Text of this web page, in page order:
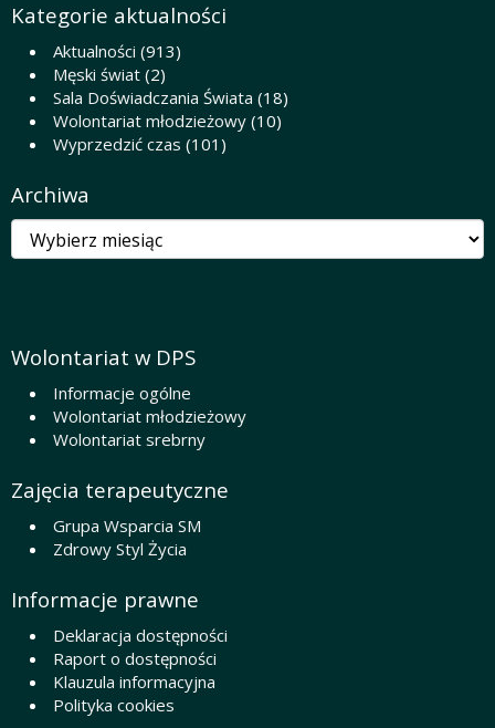
Kategorie aktualności
Aktualności (913)
Męski świat (2)
Sala Doświadczania Świata (18)
Wolontariat młodzieżowy (10)
Wyprzedzić czas (101)
Archiwa
Archiwa
Wolontariat w DPS
Informacje ogólne
Wolontariat młodzieżowy
Wolontariat srebrny
Zajęcia terapeutyczne
Grupa Wsparcia SM
Zdrowy Styl Życia
Informacje prawne
Deklaracja dostępności
Raport o dostępności
Klauzula informacyjna
Polityka cookies